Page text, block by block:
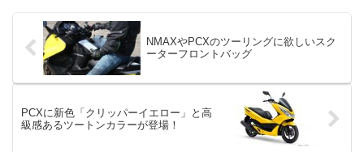
NMAXやPCXのツーリングに欲しいスク
ーターフロントバッグ
PCXに新色「クリッパーイエロー」と高
級感あるツートンカラーが登場！